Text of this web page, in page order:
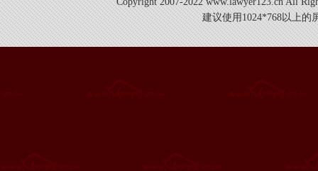
建议使用1024*768以上的